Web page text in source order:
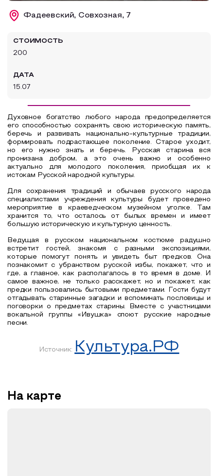
Образовательный туризм
Фадеевский, Совхозная, 7
СТОИМОСТЬ
200
ДАТА
15.07
Духовное богатство любого народа предопределяется
его способностью сохранять свою историческую память,
беречь и развивать национально-культурные традиции,
формировать подрастающее поколение. Старое уходит,
но его нужно знать и беречь. Русская старина вся
пронизана добром, а это очень важно и особенно
актуально для молодого поколения, приобщая их к
истокам Русской народной культуры.
Для сохранения традиций и обычаев русского народа
специалистами учреждения культуры будет проведено
мероприятие в краеведческом музейном уголке. Там
хранится то, что осталось от былых времен и имеет
большую историческую и культурную ценность.
Ведущая в русском национальном костюме радушно
встретит гостей, знакомя с разными экспозициями,
которые помогут понять и увидеть быт предков. Она
познакомит с убранством русской избы, покажет, что и
где, а главное, как располагалось в то время в доме. И
самое важное, не только расскажет, но и покажет, как
предки пользовались бытовыми предметами. Гости будут
отгадывать старинные загадки и вспоминать пословицы и
поговорки о предметах старины. Вместе с участницами
вокальной группы «Ивушка» споют русские народные
песни.
Источник: Культура.РФ
На карте